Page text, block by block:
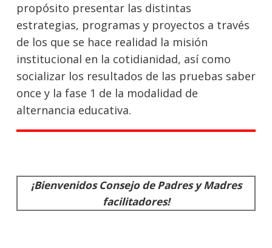
propósito presentar las distintas
estrategias, programas y proyectos a través
de los que se hace realidad la misión
institucional en la cotidianidad, así como
socializar los resultados de las pruebas saber
once y la fase 1 de la modalidad de
alternancia educativa.
¡Bienvenidos Consejo de Padres y Madres
facilitadores!